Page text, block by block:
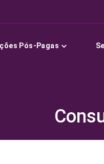
Pós-Pagas